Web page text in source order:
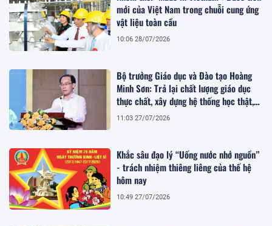
mới của Việt Nam trong chuỗi cung ứng
vật liệu toàn cầu
10:06 28/07/2026
Bộ trưởng Giáo dục và Đào tạo Hoàng
Minh Sơn: Trả lại chất lượng giáo dục
thực chất, xây dựng hệ thống học thật,
thi thật
11:03 27/07/2026
Khắc sâu đạo lý “Uống nước nhớ nguồn”
- trách nhiệm thiêng liêng của thế hệ
hôm nay
10:49 27/07/2026